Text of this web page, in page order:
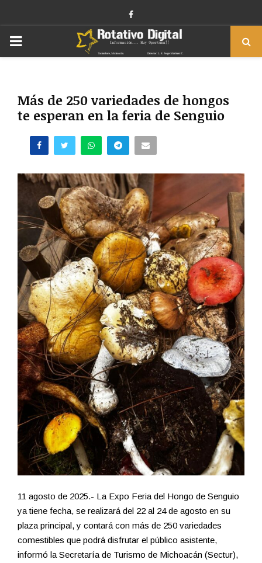
Facebook
PRIMARY
Más de 250 variedades de hongos
te esperan en la feria de Senguio
11 agosto de 2025.- La Expo Feria del Hongo de Senguio
ya tiene fecha, se realizará del 22 al 24 de agosto en su
plaza principal, y contará con más de 250 variedades
comestibles que podrá disfrutar el público asistente,
informó la Secretaría de Turismo de Michoacán (Sectur),